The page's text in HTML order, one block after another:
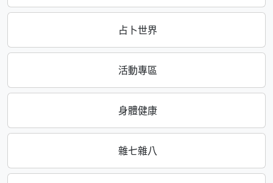
占卜世界
活動專區
身體健康
雜七雜八